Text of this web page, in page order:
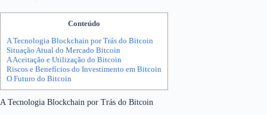
Conteúdo
A Tecnologia Blockchain por Trás do Bitcoin
Situação Atual do Mercado Bitcoin
A Aceitação e Utilização do Bitcoin
Riscos e Benefícios do Investimento em Bitcoin
O Futuro do Bitcoin
A Tecnologia Blockchain por Trás do Bitcoin